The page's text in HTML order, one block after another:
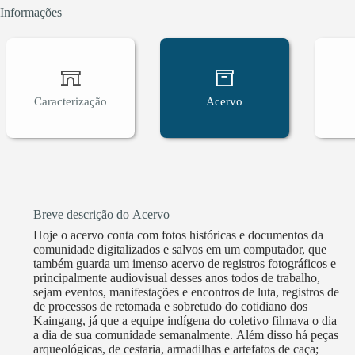
da atuação: Organização e realização de
• Organização e realização de visitas guiadas de
Apucaraninha. • Participação no 19°Festival
com o departamento de Arquitetura da UEL para
receberam grupos de pesquisadores e curiosos,
como a Festa do dia do Índio, Festa do Emi,
Londrina. O coletivo realizou várias visitas
Indígena Apucaraninha. A ação chama-se
um catálogo museal para essas visitas guiadas e
inédita relatos sobre a alimentação, música,
Indígena Apucaraninha e do norte do Paraná. •
Informações
Caracterização Acervo
Breve descrição do Acervo
Hoje o acervo conta com fotos históricas e documentos da
comunidade digitalizados e salvos em um computador, que
também guarda um imenso acervo de registros fotográficos e
principalmente audiovisual desses anos todos de trabalho,
sejam eventos, manifestações e encontros de luta, registros de
de processos de retomada e sobretudo do cotidiano dos
Kaingang, já que a equipe indígena do coletivo filmava o dia
a dia de sua comunidade semanalmente. Além disso há peças
arqueológicas, de cestaria, armadilhas e artefatos de caça;